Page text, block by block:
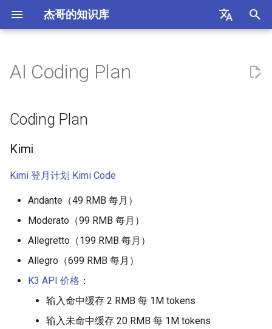
杰哥的知识库
化
搜
索
菠菜炒鸡蛋
炒合菜
炒芹菜
葱爆肉
干炒牛河
煎蛋
萝卜牛腩煲
近似公约数问题
Divisor Problem）
Baby-step Giant-step 算法
椭圆曲线
ECDSA
模逆隐藏数问题（Modular
Inverse Hidden Number
Montgomery 模乘
华为昇腾 NPU
异步 SRAM
总线协议
缓存一致性协议
缓存替换策略
CMOS (Complementary Metal
Oxide Semiconductor)
条件分支预测器
抽象代数
傅立叶变换
概率论
Score
以太网
InfiniBand
STP 协议
VLAN
WLAN
Coding Plan
Kimi
MiniMax
智谱
云厂商
prompt、请求和 token
模型参数比较
飞机
希腊
香港
意大利
行程
交通法规
AI Coding Plan
Coding Plan
Kimi
Kimi 登月计划 Kimi Code
Andante（49 RMB 每月）
Moderato（99 RMB 每月）
Allegretto（199 RMB 每月）
Allegro（699 RMB 每月）
K3 API 价格 ：
输入命中缓存 2 RMB 每 1M tokens
输入未命中缓存 20 RMB 每 1M tokens